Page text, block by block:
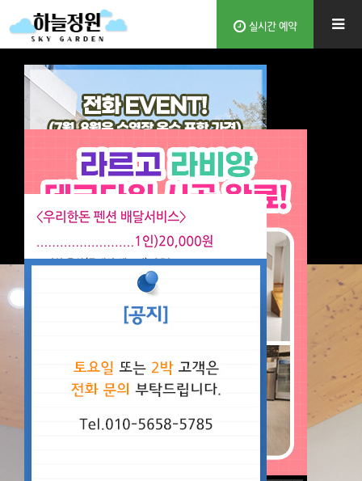
실시간 예약
24시간 동안 안 보기